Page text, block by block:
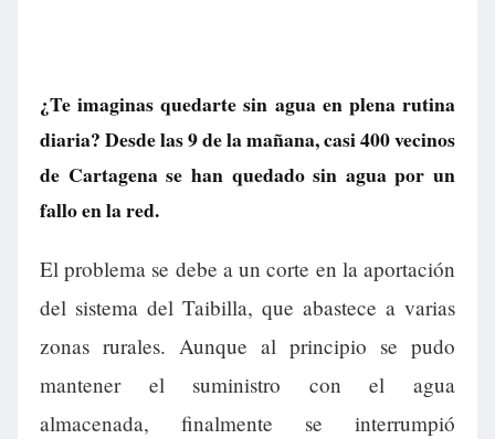
¿Te imaginas quedarte sin agua en plena rutina
diaria? Desde las 9 de la mañana, casi 400 vecinos
de Cartagena se han quedado sin agua por un
fallo en la red.
El problema se debe a un corte en la aportación
del sistema del Taibilla, que abastece a varias
zonas rurales. Aunque al principio se pudo
mantener el suministro con el agua
almacenada, finalmente se interrumpió